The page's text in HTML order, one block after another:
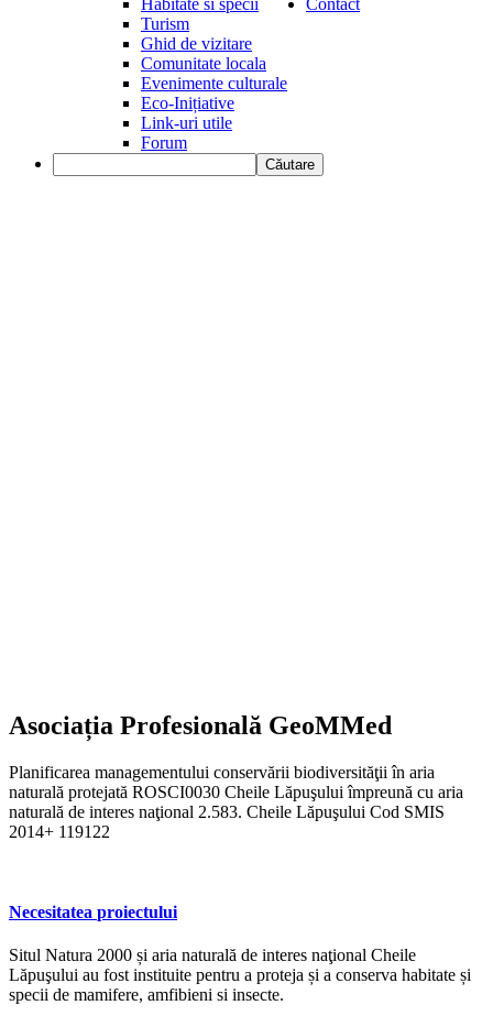
Turism
Ghid de vizitare
Comunitate locala
Evenimente culturale
Eco-Inițiative
Link-uri utile
Forum
Căutare
Asociația Profesională GeoMMed
Planificarea managementului conservării biodiversităţii în aria
naturală protejată ROSCI0030 Cheile Lăpuşului împreună cu aria
naturală de interes naţional 2.583. Cheile Lăpuşului Cod SMIS
2014+ 119122
Necesitatea proiectului
Situl Natura 2000 și aria naturală de interes naţional Cheile
Lăpuşului au fost instituite pentru a proteja și a conserva habitate și
specii de mamifere, amfibieni si insecte.